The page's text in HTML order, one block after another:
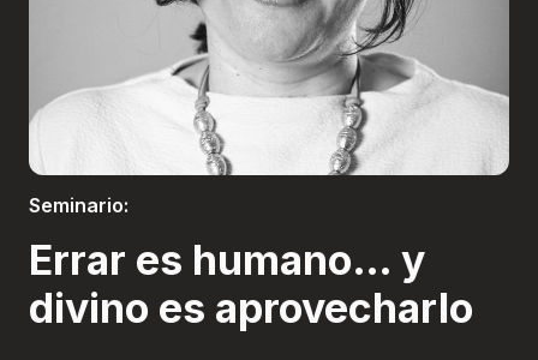
Seminario:
Errar es humano… y
divino es aprovecharlo